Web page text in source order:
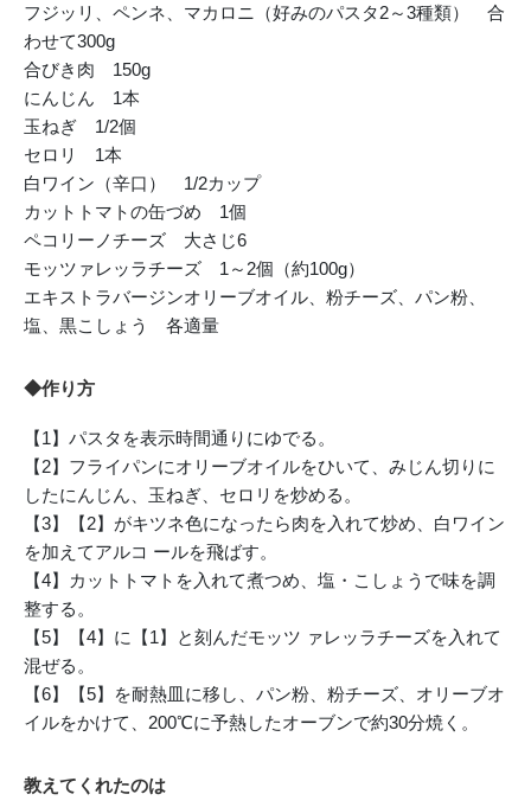
フジッリ、ペンネ、マカロニ（好みのパスタ2～3種類） 合
わせて300g
合びき肉 150g
にんじん 1本
玉ねぎ 1/2個
セロリ 1本
白ワイン（辛口） 1/2カップ
カットトマトの缶づめ 1個
ペコリーノチーズ 大さじ6
モッツァレッラチーズ 1～2個（約100g）
エキストラバージンオリーブオイル、粉チーズ、パン粉、
塩、黒こしょう 各適量
◆作り方
【1】パスタを表示時間通りにゆでる。
【2】フライパンにオリーブオイルをひいて、みじん切りに
したにんじん、玉ねぎ、セロリを炒める。
【3】【2】がキツネ色になったら肉を入れて炒め、白ワイン
を加えてアルコ ールを飛ばす。
【4】カットトマトを入れて煮つめ、塩・こしょうで味を調
整する。
【5】【4】に【1】と刻んだモッツ ァレッラチーズを入れて
混ぜる。
【6】【5】を耐熱皿に移し、パン粉、粉チーズ、オリーブオ
イルをかけて、200℃に予熱したオーブンで約30分焼く。
教えてくれたのは